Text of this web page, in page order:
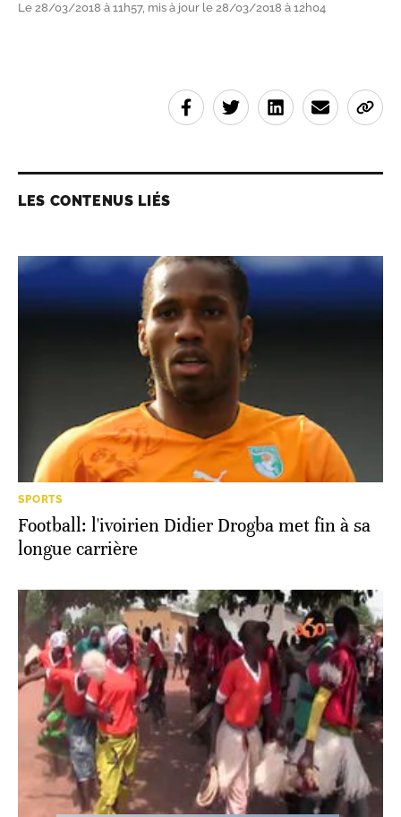
Le 28/03/2018 à 11h57, mis à jour le 28/03/2018 à 12h04
LES CONTENUS LIÉS
SPORTS
Football: l'ivoirien Didier Drogba met fin à sa
longue carrière